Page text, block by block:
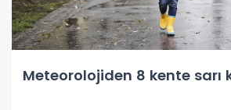
Meteorolojiden 8 kente sarı